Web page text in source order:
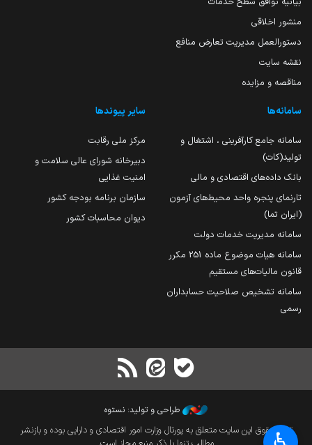
منشور اخلاقی
دستورالعمل مدیریت تعارض منافع
نقشه سایت
مناقصه و مزایده
سامانه‌ها
سامانه جامع کارآفرینی ، اشتغال و
تولید(کات)
بانک داده‌های اقتصادی و مالی
تارنمای پنجره واحد محیط‌های آزمون
(ایران تما)
سامانه مدیریت خدمات دولت
سامانه هیات موضوع ماده 251 مکرر
قانون مالیات‌های مستقیم
سامانه تشخیص صلاحیت حسابداران
رسمی
سایر پیوندها
مرکز ملی رقابت
دبیرخانه شورای عالی سلامت و
امنیت غذایی
سازمان برنامه بودجه کشور
دیوان محاسبات کشور
طراحی و تولید: نستوه
تمام حقوق این سایت متعلق به پورتال وزارت امور اقتصادی و دارایی بوده و بازنشر